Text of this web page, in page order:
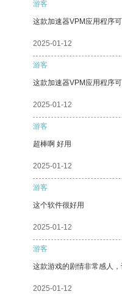
游客
这款加速器VPM应用程序
2025-01-12
游客
这款加速器VPM应用程序
2025-01-12
游客
超棒啊 好用
2025-01-12
游客
这个软件很好用
2025-01-12
游客
这款游戏的剧情非常感人，
2025-01-12